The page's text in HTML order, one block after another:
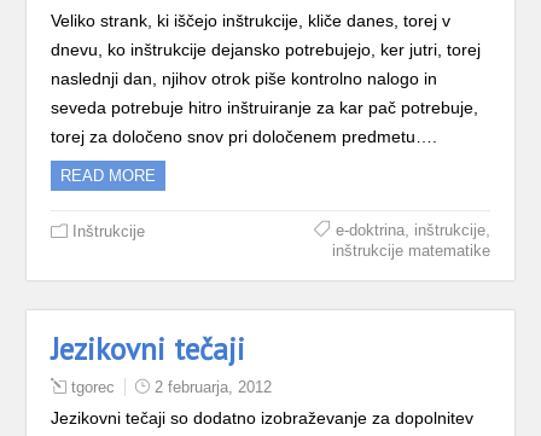
Veliko strank, ki iščejo inštrukcije, kliče danes, torej v
dnevu, ko inštrukcije dejansko potrebujejo, ker jutri, torej
naslednji dan, njihov otrok piše kontrolno nalogo in
seveda potrebuje hitro inštruiranje za kar pač potrebuje,
torej za določeno snov pri določenem predmetu….
READ MORE
Inštrukcije e-doktrina, inštrukcije,
inštrukcije matematike
Jezikovni tečaji
tgorec 2 februarja, 2012
Jezikovni tečaji so dodatno izobraževanje za dopolnitev